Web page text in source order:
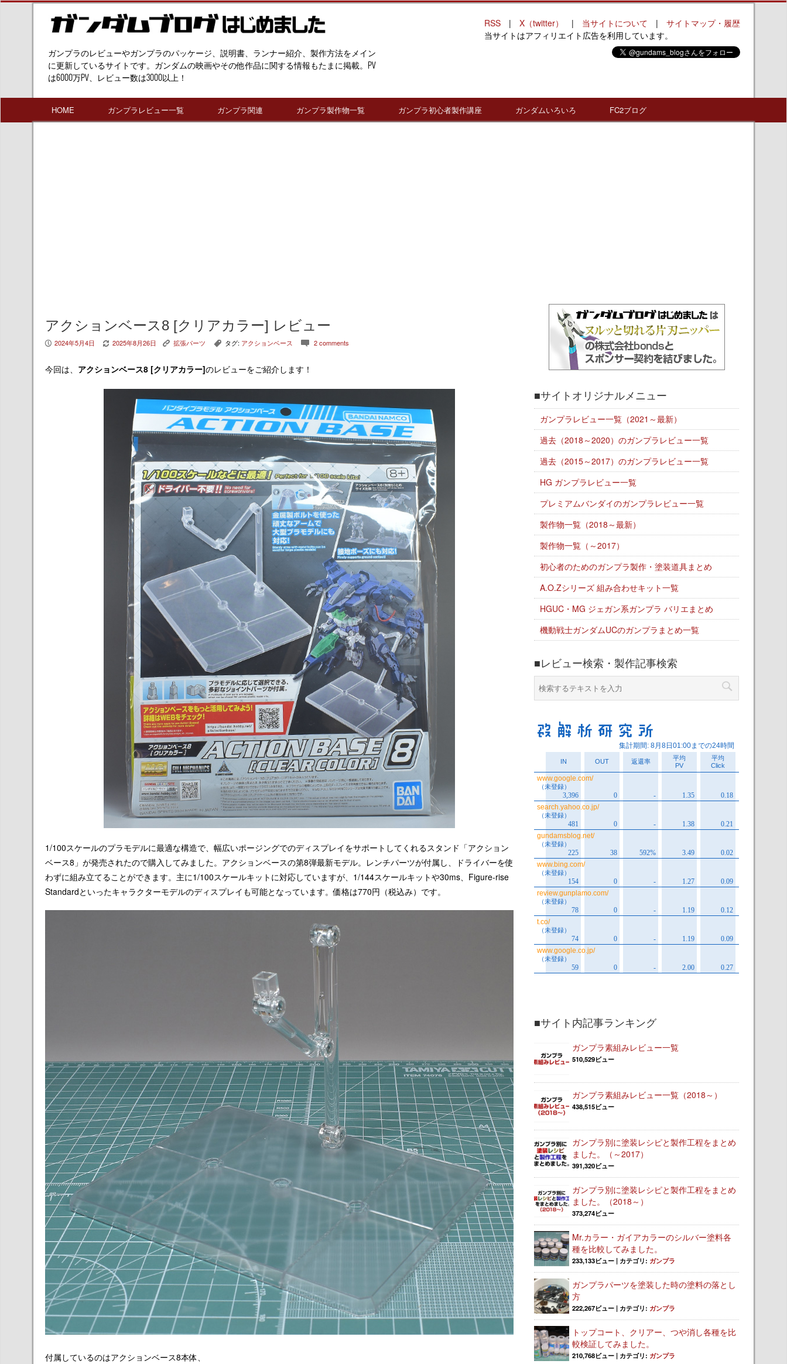
ガンプラのレビューやガンプラのパッケージ、説明書、ランナー紹介、製作方法をメイン
に更新しているサイトです。ガンダムの映画やその他作品に関する情報もたまに掲載。PV
は6000万PV、レビュー数は3000以上！
RSS | X（twitter） | 当サイトについて | サイトマップ・履歴
当サイトはアフィリエイト広告を利用しています。
HOME ガンプラレビュー一覧 ガンプラ関連 ガンプラ製作物一覧 ガンプラ初心者製作講座 ガンダムいろいろ FC2ブログ
アクションベース8 [クリアカラー] レビュー
P 2024年5月4日 V 2025年8月26日 K 拡張パーツ , タグ: アクションベース c 2 comments
今回は、 アクションベース8 [クリアカラー]のレビューをご紹介します！
1/100スケールのプラモデルに最適な構造で、幅広いポージングでのディスプレイをサポートしてくれるスタンド「アクション
ベース8」が発売されたので購入してみました。アクションベースの第8弾最新モデル。レンチパーツが付属し、ドライバーを使
わずに組み立てることができます。主に1/100スケールキットに対応していますが、1/144スケールキットや30ms、Figure-rise
Standardといったキャラクターモデルのディスプレイも可能となっています。価格は770円（税込み）です。
付属しているのはアクションベース8本体、
■サイトオリジナルメニュー
ガンプラレビュー一覧（2021～最新）
過去（2018～2020）のガンプラレビュー一覧
過去（2015～2017）のガンプラレビュー一覧
HG ガンプラレビュー一覧
プレミアムバンダイのガンプラレビュー一覧
製作物一覧（2018～最新）
製作物一覧（～2017）
初心者のためのガンプラ製作・塗装道具まとめ
A.O.Zシリーズ 組み合わせキット一覧
HGUC・MG ジェガン系ガンプラ バリエまとめ
機動戦士ガンダムUCのガンプラまとめ一覧
■レビュー検索・製作記事検索
■サイト内記事ランキング
ガンプラ素組みレビュー一覧
510,529ビュー
ガンプラ素組みレビュー一覧（2018～）
438,515ビュー
ガンプラ別に塗装レシピと製作工程をまとめ
ました。（～2017）
391,320ビュー
ガンプラ別に塗装レシピと製作工程をまとめ
ました。（2018～）
373,274ビュー
Mr.カラー・ガイアカラーのシルバー塗料各
種を比較してみました。
233,133ビュー | カテゴリ: ガンプラ
ガンプラパーツを塗装した時の塗料の落とし
方
222,267ビュー | カテゴリ: ガンプラ
トップコート、クリアー、つや消し各種を比
較検証してみました。
210,768ビュー | カテゴリ: ガンプラ